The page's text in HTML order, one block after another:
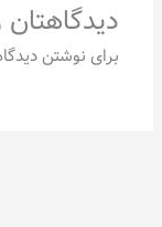
دیدگاهتان
برای نوشتن